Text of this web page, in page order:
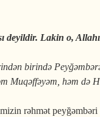
deyildir. Lakin o,
birində
Muqəffəyəm, həm də
rəhmət